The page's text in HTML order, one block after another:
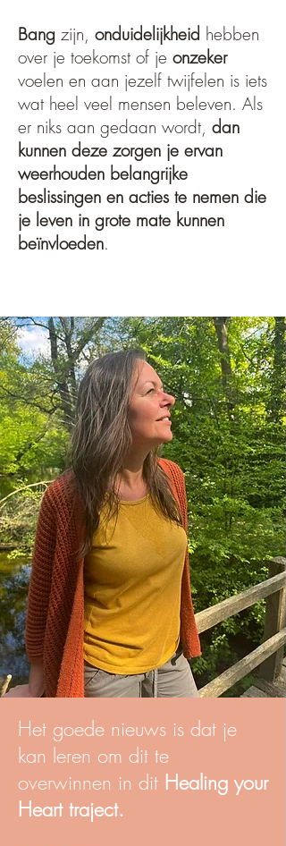
Bang zijn, onduidelijkheid hebben
over je toekomst of je onzeker
voelen en aan jezelf twijfelen is iets
wat heel veel mensen beleven. Als
er niks aan gedaan wordt, dan
kunnen deze zorgen je ervan
weerhouden belangrijke
beslissingen en acties te nemen die
je leven in grote mate kunnen
beïnvloeden.
Het goede nieuws is dat je
kan leren om dit te
overwinnen in dit Healing your
Heart traject.